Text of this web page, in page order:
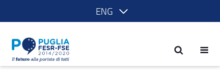
ENG
Mi Formo e Lavoro - POR Puglia